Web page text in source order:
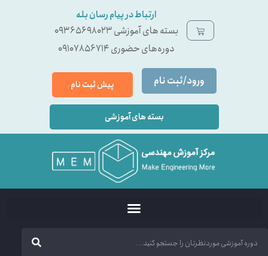
ارتباط در پیام رسان بله
بسته ‌های آموزشی 09365698023
دوره‌های حضوری 09107856714
ورود/ثبت نام پیش ثبت نام
بسته های آموزشی